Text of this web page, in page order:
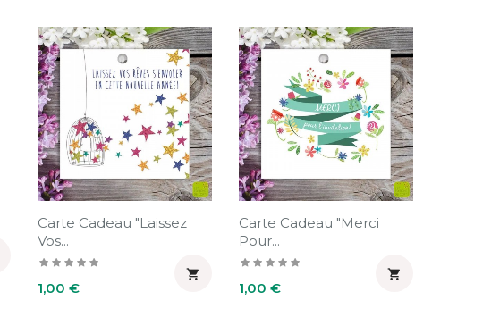
Carte Cadeau "Laissez
Vos...
Prix
1,00 €

Carte Cadeau "Merci
Pour...
Prix
1,00 €
